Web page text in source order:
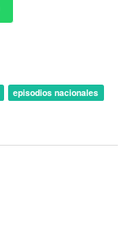
episodios nacionales